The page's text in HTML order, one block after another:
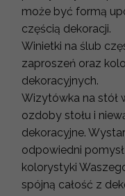
może być formą
częścią dekoracji.
Winietki na ślub
zaproszeń oraz
dekoracyjnych.
Wizytówka na stół
ozdoby stołu i
dekoracyjne.
odpowiedni
kolorystyki
spójną całość z